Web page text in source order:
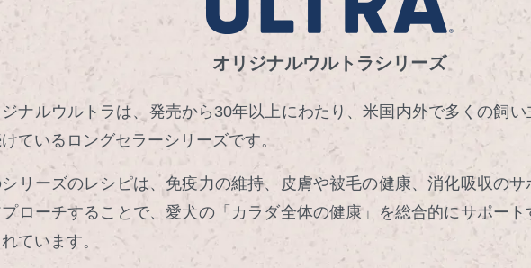
オリジナルウルトラシリーズ
ナルウルトラは、発売から30年以上にわたり、米国内外で多くの飼
ているロングセラーシリーズです。
シリーズのレシピは、免疫力の維持、皮膚や被毛の健康、消化吸収の
プローチすることで、愛犬の「カラダ全体の健康」を総合的にサポー
ています。